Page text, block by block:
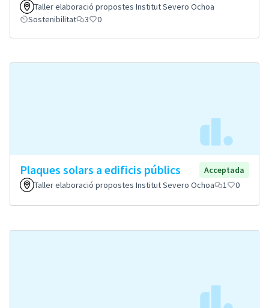
Taller elaboració propostes Institut Severo Ochoa
Sostenibilitat
3 0
Plaques solars a edificis públics
Acceptada
Taller elaboració propostes Institut Severo Ochoa
1 0